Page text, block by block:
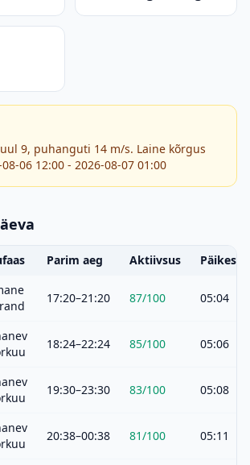
9, puhanguti 14 m/s. Laine kõrgus
06 12:00 - 2026-08-07 01:00
Parim aeg Aktiivsus
17:20–21:20 87/100 05:04
18:24–22:24 85/100 05:06
19:30–23:30 83/100 05:08
20:38–00:38 81/100 05:11